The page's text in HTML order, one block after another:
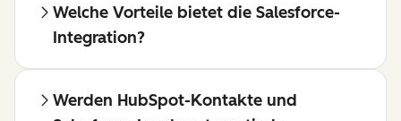
Welche Vorteile bietet die Salesforce-
Integration?
Werden HubSpot-Kontakte und